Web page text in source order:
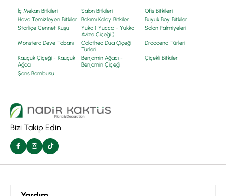
İç Mekan Bitkileri Salon Bitkileri
Ofis Bitkileri
Hava Temizleyen Bitkiler
Bakımı Kolay Bitkiler
Büyük Boy Bitkiler
Starliçe Cennet Kuşu
Yuka ( Yucca - Yukka
Avize Çiçeği )
Salon Palmiyeleri
Monstera Deve Tabanı
Calathea Dua Çiçeği
Türleri
Dracaena Türleri
Kauçuk Çiçeği - Kauçuk
Ağacı
Benjamin Ağacı -
Benjamin Çiçeği
Çiçekli Bitkiler
Şans Bambusu
Bizi Takip Edin